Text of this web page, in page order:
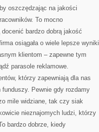
oszczędzając na jakości
To mocno
bardzo dobrą jakość
osiągała o wiele lepsze wyniki
klientom – zapewne tym
parasole reklamowe.
którzy zapewniają dla nas
Pewnie gdy rozdamy
mile widziane, tak czy siak
nieznajomych ludzi, którzy
bardzo dobrze, kiedy